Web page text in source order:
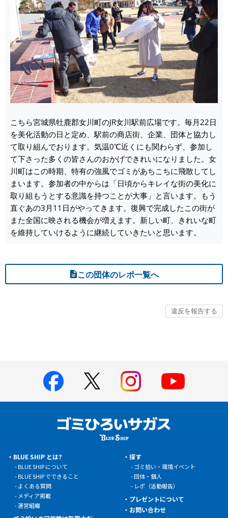
こちら宮城県牡鹿郡女川町のJR女川駅前広場です。毎月22日
を美化活動の日と定め、駅前の商店街、企業、団体と協力し
て取り組んでおります。気温0℃近くにも関わらず、参加し
て下さった多くの皆さんのおかげできれいになりました。女
川町はこの時期、特有の強風でゴミがあちこちに飛散してし
まいます。参加者の中からは「日頃からキレイな街の美化に
取り組もうとする意識を持つことが大事」と言います。もう
直ぐあの3月11日がやってきます。復興で完成したこの街が
また全国に映される機会が増えます。新しい町、きれいな町
を維持していけるように継続していきたいと思います。
この団体のレポ一覧へ
BLUE SHIP とは?
BLUE SHIP について
BLUE SHIP でできること
よくある質問
メディア掲載
運営組織
探す
ゴミ拾い・環境イベント
団体・個人
レポ（活動報告）
プレゼントについて
お問い合わせ